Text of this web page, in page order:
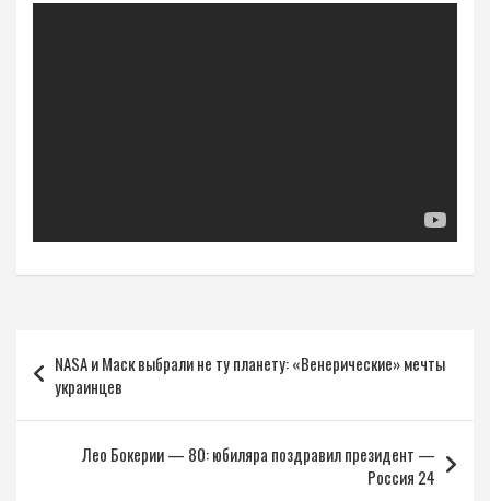
по
записям
NASA и Маск выбрали не ту планету: «Венерические» мечты
украинцев
Лео Бокерии — 80: юбиляра поздравил президент —
Россия 24